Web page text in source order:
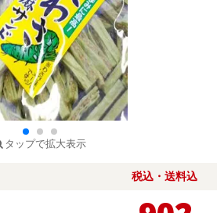
タップで拡大表示
税込・送料込